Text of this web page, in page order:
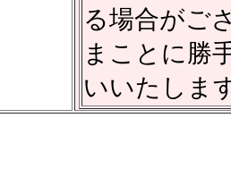
る場合がご
まことに勝
いいたしま